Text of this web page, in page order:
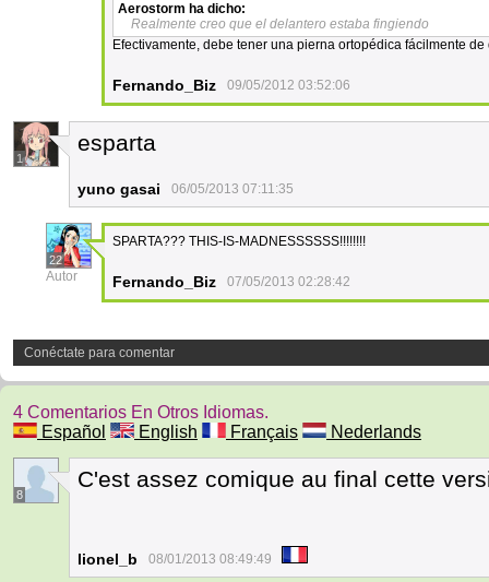
Aerostorm ha dicho:
Realmente creo que el delantero estaba fingiendo
Efectivamente, debe tener una pierna ortopédica fácilmente de
Fernando_Biz 09/05/2012 03:52:06
1
esparta
yuno gasai 06/05/2013 07:11:35
22
Autor
SPARTA??? THIS-IS-MADNESSSSSS!!!!!!!!
Fernando_Biz 07/05/2013 02:28:42
Conéctate para comentar
4 Comentarios En Otros Idiomas.
Español
English Français Nederlands
8
C'est assez comique au final cette
lionel_b 08/01/2013 08:49:49